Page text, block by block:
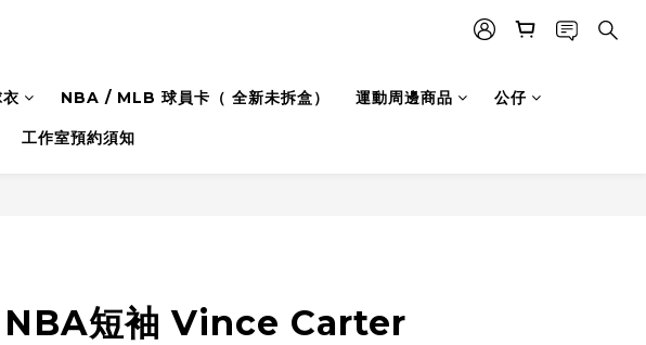
NBA / MLB 球員卡（ 全新未拆盒） 運動周邊商品 公仔
工作室預約須知
NBA短袖 Vince Carter